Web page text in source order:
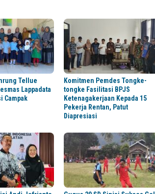
Tellue
Lappadata
Campak
Komitmen Pemdes Tongke-
tongke Fasilitasi BPJS
Ketenagakerjaan Kepada 15
Pekerja Rentan, Patut
Diapresiasi